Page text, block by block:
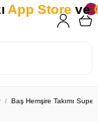
Baş Hemşire Takımı
Storeve